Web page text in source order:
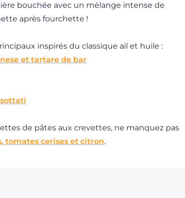
bouchée avec un mélange intense de
après fourchette !
inspirés du classique ail et huile :
et tartare de bar
de pâtes aux crevettes, ne manquez pas
tomates cerises et citron.